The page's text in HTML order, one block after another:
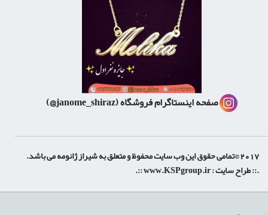
صفحه اینستاگرام فروشگاه(janome_shiraz@)
2017 ©تمامی حقوق این وب سایت محفوظ و متعلق به شیراز ژانومه می باشد.
.:: طراح سایت :www.KSPgroup.ir
::.